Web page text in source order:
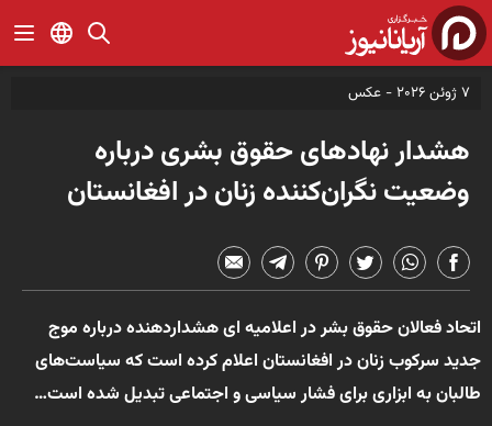
7 ژوئن 2026 - عکس
هشدار نهادهای حقوق بشری درباره
وضعیت نگران‌کننده زنان در افغانستان
اتحاد فعالان حقوق بشر در اعلامیه ای هشداردهنده درباره موج
جدید سرکوب زنان در افغانستان اعلام کرده است که سیاست‌های
طالبان به ابزاری برای فشار سیاسی و اجتماعی تبدیل شده است…